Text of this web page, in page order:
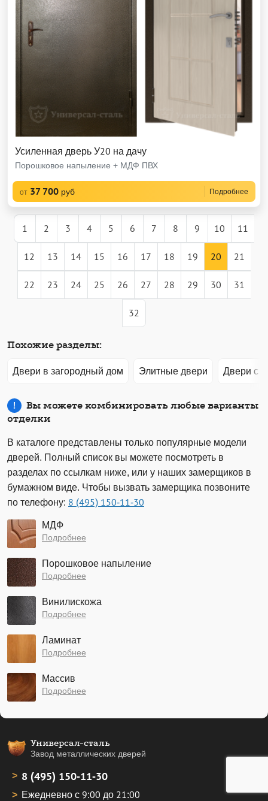
Усиленная дверь У20 на дачу
Порошковое напыление + МДФ ПВХ
от 37 700 руб Подробнее
1 2 3 4 5 6 7 8 9 10 11
12 13 14 15 16 17 18 19 20 21
22 23 24 25 26 27 28 29 30 31
32
Похожие разделы:
Двери в загородный дом Элитные двери Двери с
Вы можете комбинировать любые варианты
отделки
В каталоге представлены только популярные модели
дверей. Полный список вы можете посмотреть в
разделах по ссылкам ниже, или у наших замерщиков в
бумажном виде. Чтобы вызвать замерщика позвоните
по телефону: 8 (495) 150-11-30
МДФ
Подробнее
Порошковое напыление
Подробнее
Винилискожа
Подробнее
Ламинат
Подробнее
Массив
Подробнее
Универсал-сталь
Завод металлических дверей
8 (495) 150-11-30
Ежедневно с 9:00 до 21:00